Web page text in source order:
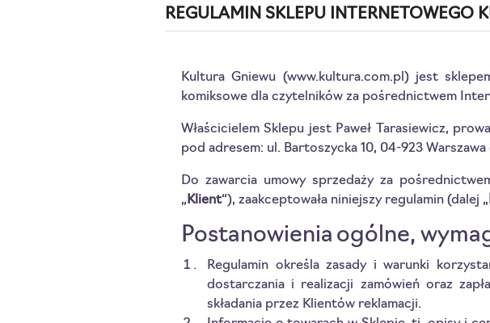
REGULAMIN SKLEPU INTERNETOWEGO
Kultura Gniewu (www.kultura.com.pl) jest
komiksowe dla czytelników za pośrednictwem
Właścicielem Sklepu jest Paweł Tarasiewicz,
pod adresem: ul. Bartoszycka 10, 04-923
Do zawarcia umowy sprzedaży za
„ Klient“), zaakceptowała niniejszy regulamin (dalej „
Postanowienia ogólne,
Regulamin określa zasady i warunki
dostarczania i realizacji zamówień oraz
składania przez Klientów reklamacji.